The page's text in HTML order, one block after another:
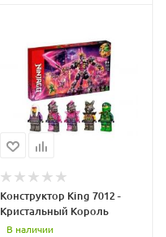
Конструктор King 7012 -
Кристальный Король
В наличии